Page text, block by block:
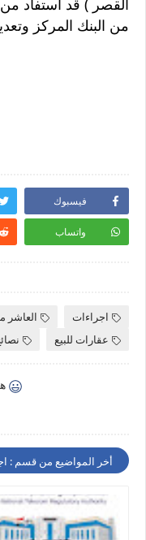
القصر ) قد استفاد من
من البنك المركز
فيسبوك
واتساب
اجراءات العاشر
عقارات للبيع
أخر المواضيع من قسم :